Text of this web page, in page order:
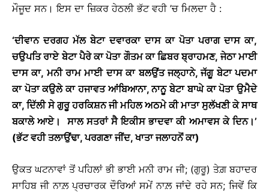
ਮੌਜੂਦ ਸਨ। ਇਸ ਦਾ ਜ਼ਿਕਰ ਹੇਠਲੀ ਭੱਟ ਵਹੀ ’ਚ ਮਿਲਦਾ ਹੈ :
‘ਦੀਵਾਨ ਦਰਗਹ ਮੱਲ ਬੇਟਾ ਦਵਾਰਕਾ ਦਾਸ ਕਾ ਪੋਤਾ ਪਰਾਗ ਦਾਸ ਕਾ,
ਚਉਪਤਿ ਰਾਏ ਬੇਟਾ ਪੈਰੇ ਕਾ ਪੋਤਾ ਗੌਤਮ ਕਾ ਛਿਬਰ ਬ੍ਰਾਹਮਣ, ਜੇਠਾ ਮਾਈ
ਦਾਸ ਕਾ, ਮਨੀ ਰਾਮ ਮਾਈ ਦਾਸ ਕਾ ਬਲਉਂਤ ਜਲ੍ਹਾਨੇ, ਜੱਗੂ ਬੇਟਾ ਪਦਮਾ
ਕਾ ਪੋਤਾ ਕਉਲੇ ਕਾ ਹਜਾਵਤ ਆਂਬਿਆਨਾ, ਨਾਨੂ ਬੇਟਾ ਬਾਘੇ ਕਾ ਪੋਤਾ ਉਮੈਦੇ
ਕਾ, ਦਿੱਲੀ ਸੇ ਗੁਰੂ ਹਰਕਿਸ਼ਨ ਜੀ ਮਹਿਲ ਅਠਮੇ ਕੀ ਮਾਤਾ ਸੁਲੱਖਣੀ ਕੇ ਸਾਥ
ਬਕਾਲੇ ਆਏ। ਸਾਲ ਸਤਰਾਂ ਸੈ ਇਕੀਸ ਭਾਦਵਾ ਕੀ ਅਮਾਵਸ ਕੇ ਦਿਨ।’
(ਭੱਟ ਵਹੀ ਤਲਾਉਂਢਾ, ਪਰਗਣਾ ਜੀਂਦ, ਖਾਤਾ ਜਲਾਹਨੋਂ ਕਾ)
ਉਕਤ ਘਟਨਾਵਾਂ ਤੋਂ ਪਹਿਲਾਂ ਭੀ ਭਾਈ ਮਨੀ ਰਾਮ ਜੀ; (ਗੁਰੂ) ਤੇਗ਼ ਬਹਾਦਰ
ਸਾਹਿਬ ਜੀ ਨਾਲ਼ ਪ੍ਰਚਾਰਕ ਦੌਰਿਆਂ ਸਮੇਂ ਨਾਲ਼ ਜਾਂਦੇ ਰਹੇ ਸਨ; ਜਿਵੇਂ ਕਿ